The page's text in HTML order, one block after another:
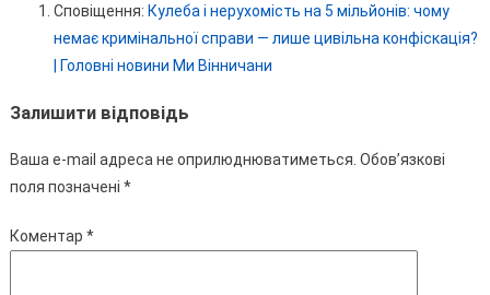
Сповіщення: Кулеба і нерухомість на 5 мільйонів: чому
немає кримінальної справи — лише цивільна конфіскація?
| Головні новини Ми Вінничани
Залишити відповідь
Ваша e-mail адреса не оприлюднюватиметься. Обов’язкові
поля позначені *
Коментар *